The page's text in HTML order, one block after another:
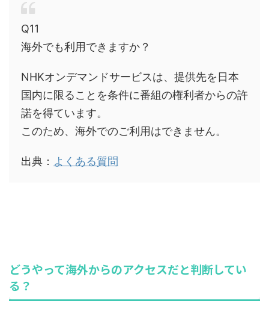
Q11
海外でも利用できますか？
NHKオンデマンドサービスは、提供先を日本
国内に限ることを条件に番組の権利者からの許
諾を得ています。
このため、海外でのご利用はできません。
出典： よくある質問
どうやって海外からのアクセスだと判断してい
る？